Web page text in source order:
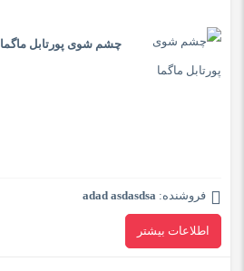
چشم شوی پورتابل ماگما
فروشنده: adad asdasdsa
اطلاعات بیشتر